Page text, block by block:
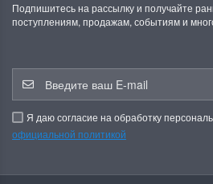
Подпишитесь на рассылку и получайте
поступлениям, продажам, событиям и
Я даю согласие на обработку
официальной политикой